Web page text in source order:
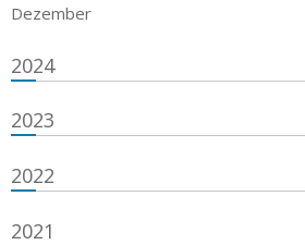
Dezember
2024
2023
2022
2021